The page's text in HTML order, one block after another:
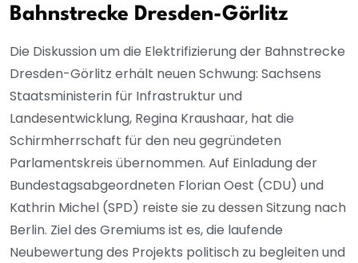
Bahnstrecke Dresden-Görlitz
Die Diskussion um die Elektrifizierung der Bahnstrecke
Dresden-Görlitz erhält neuen Schwung: Sachsens
Staatsministerin für Infrastruktur und
Landesentwicklung, Regina Kraushaar, hat die
Schirmherrschaft für den neu gegründeten
Parlamentskreis übernommen. Auf Einladung der
Bundestagsabgeordneten Florian Oest (CDU) und
Kathrin Michel (SPD) reiste sie zu dessen Sitzung nach
Berlin. Ziel des Gremiums ist es, die laufende
Neubewertung des Projekts politisch zu begleiten und